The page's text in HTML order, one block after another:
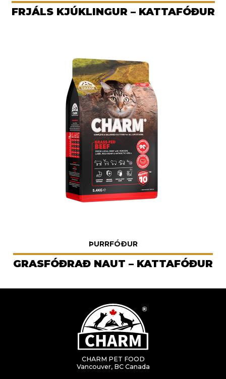
FRJÁLS KJÚKLINGUR – KATTAFÓÐUR
ÞURRFÓÐUR
GRASFÓÐRAÐ NAUT – KATTAFÓÐUR
CHARM PET FOOD
Vancouver, BC Canada